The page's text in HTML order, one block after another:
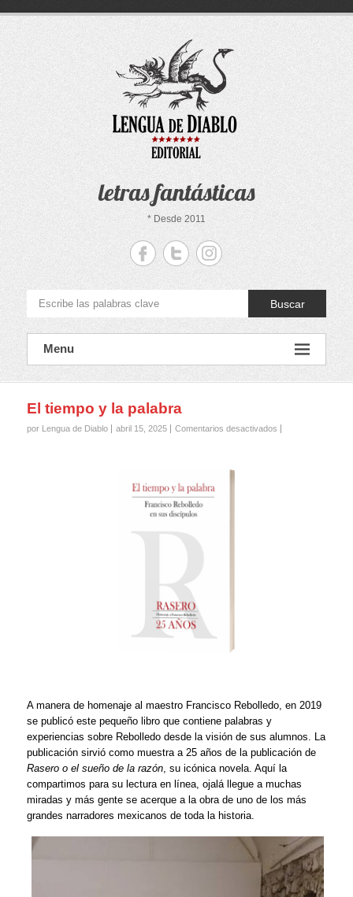
letras fantásticas
* Desde 2011
Buscar
Menu
El tiempo y la palabra
por Lengua de Diablo abril 15, 2025 Comentarios desactivados en
A manera de homenaje al maestro Francisco Rebolledo, en 2019
se publicó este pequeño libro que contiene palabras y
experiencias sobre Rebolledo desde la visión de sus alumnos. La
publicación sirvió como muestra a 25 años de la publicación de
Rasero o el sueño de la razón, su icónica novela. Aquí la
compartimos para su lectura en línea, ojalá llegue a muchas
miradas y más gente se acerque a la obra de uno de los más
grandes narradores mexicanos de toda la historia.